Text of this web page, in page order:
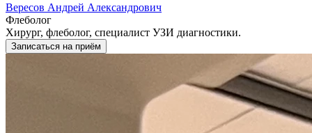
Вересов Андрей Александрович
Флеболог
Хирург, флеболог, специалист УЗИ диагностики.
Записаться на приём